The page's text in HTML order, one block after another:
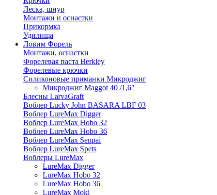
Леска, шнур
Монтажи и оснастки
Прикормка
Удилища
Ловим Форель
Монтажи, оснастки
Форелевая паста Berkley
Форелевые крючки
Силиконовые приманки Микроджиг
Микроджиг Maggot 40 /1,6"
Блесны LarvaGraft
Воблер Lucky John BASARA LBF 03
Воблер LureMax Digger
Воблер LureMax Hobo 32
Воблер LureMax Hobo 36
Воблер LureMax Senpai
Воблер LureMax Spets
Воблеры LureMax
LureMax Digger
LureMax Hobo 32
LureMax Hobo 36
LureMax Moki